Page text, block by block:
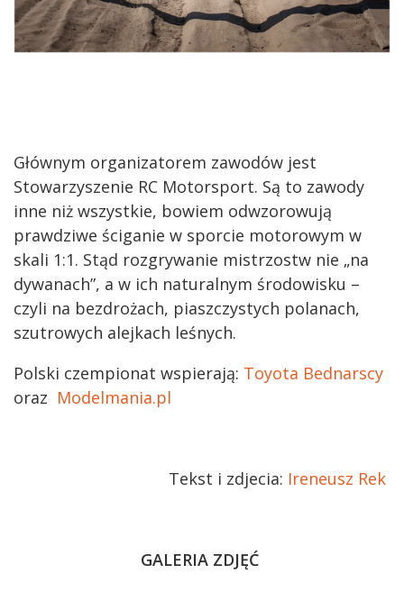
Głównym organizatorem zawodów jest
Stowarzyszenie RC Motorsport. Są to zawody
inne niż wszystkie, bowiem odwzorowują
prawdziwe ściganie w sporcie motorowym w
skali 1:1. Stąd rozgrywanie mistrzostw nie „na
dywanach”, a w ich naturalnym środowisku –
czyli na bezdrożach, piaszczystych polanach,
szutrowych alejkach leśnych.
Polski czempionat wspierają: Toyota Bednarscy
oraz Modelmania.pl
Tekst i zdjecia: Ireneusz Rek
GALERIA ZDJĘĆ